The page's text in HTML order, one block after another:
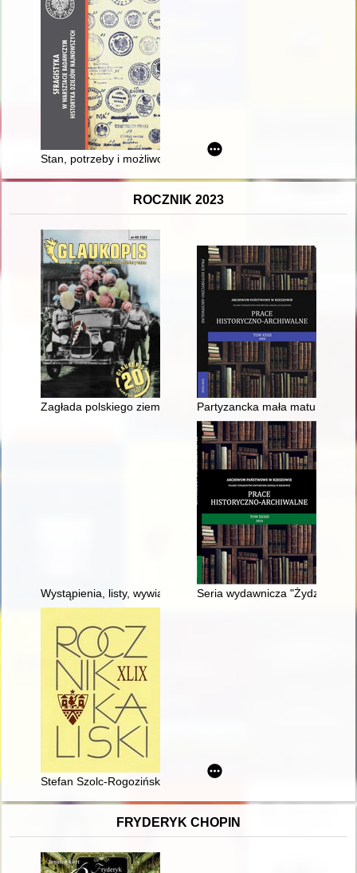
Stan, potrzeby i możliwości badań nad pieczęciami polskimi
ROCZNIK 2023
Zagłada polskiego ziemiaństwa w latach 1939-1945
Partyzancka mała matura
Wystąpienia, listy, wywiady 2020-2021 : wybór
Seria wydawnicza "Żydzi,
Stefan Szolc-Rogoziński w wyścigu po tereny kameruńskie
FRYDERYK CHOPIN